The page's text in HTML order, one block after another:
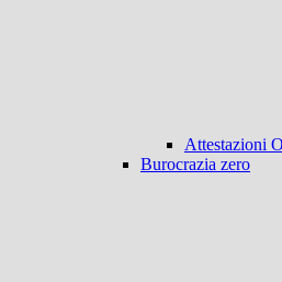
Attestazioni
Burocrazia zero